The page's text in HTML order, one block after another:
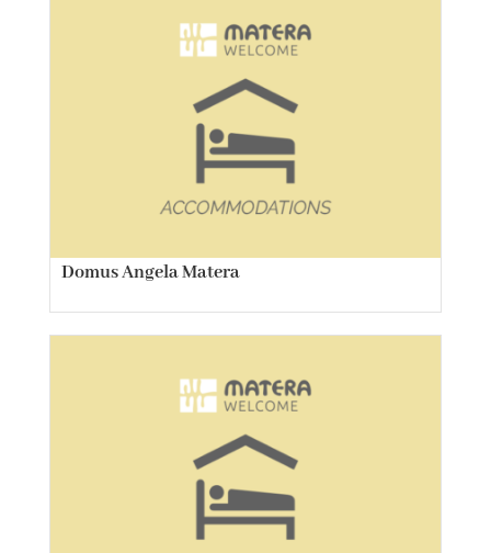
Domus Angela Matera